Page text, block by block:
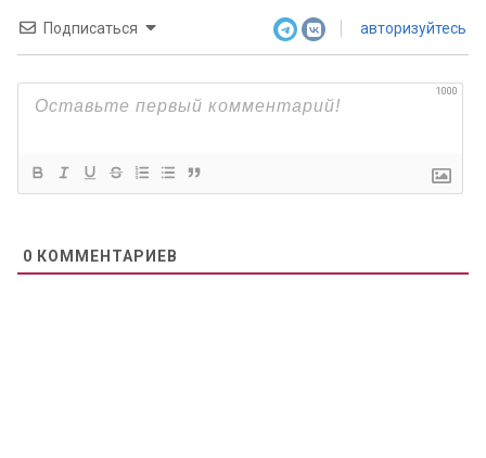
Подписаться авторизуйтесь
1000
0 КОММЕНТАРИЕВ